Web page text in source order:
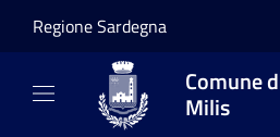
Regione Sardegna
Comune
Milis